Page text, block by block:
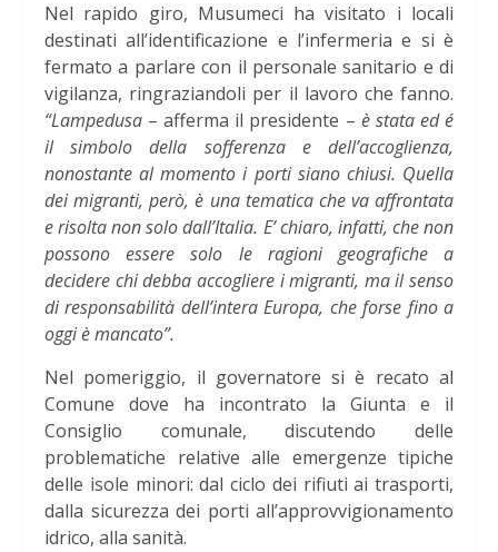
Nel rapido giro, Musumeci ha visitato i locali
destinati all’identificazione e l’infermeria e si è
fermato a parlare con il personale sanitario e di
vigilanza, ringraziandoli per il lavoro che fanno.
“Lampedusa – afferma il presidente – è stata ed é
il simbolo della sofferenza e dell’accoglienza,
nonostante al momento i porti siano chiusi. Quella
dei migranti, però, è una tematica che va affrontata
e risolta non solo dall’Italia. E’ chiaro, infatti, che non
possono essere solo le ragioni geografiche a
decidere chi debba accogliere i migranti, ma il senso
di responsabilità dell’intera Europa, che forse fino a
oggi è mancato”.
Nel pomeriggio, il governatore si è recato al
Comune dove ha incontrato la Giunta e il
Consiglio comunale, discutendo delle
problematiche relative alle emergenze tipiche
delle isole minori: dal ciclo dei rifiuti ai trasporti,
dalla sicurezza dei porti all’approvvigionamento
idrico, alla sanità.